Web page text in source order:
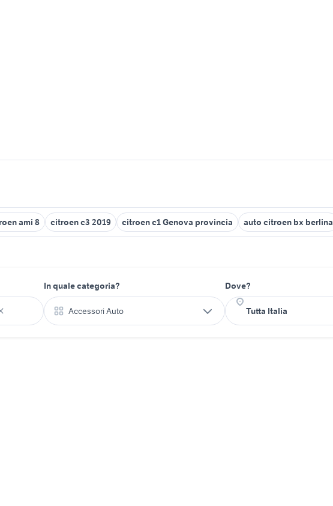
ami 8 citroen c3 2019 citroen c1 Genova provincia auto citroen bx berlina
In quale categoria?
Accessori Auto
Dove?